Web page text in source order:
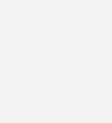
ISA/TMG
отвечает